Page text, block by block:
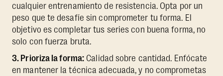
cualquier entrenamiento de resistencia. Opta por un
peso que te desafíe sin comprometer tu forma. El
objetivo es completar tus series con buena forma, no
solo con fuerza bruta.
3. Prioriza la forma: Calidad sobre cantidad. Enfócate
en mantener la técnica adecuada, y no comprometas